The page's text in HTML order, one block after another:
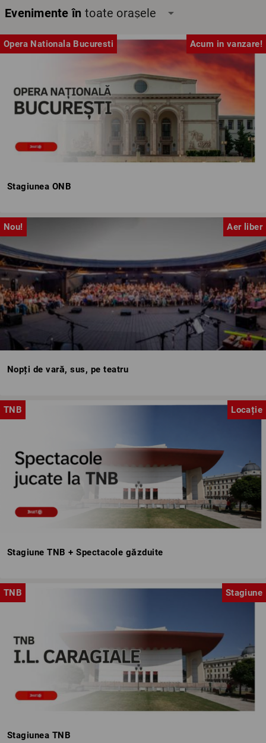
Evenimente în toate orașele arrow_drop_down
Opera Nationala Bucuresti Acum in vanzare!
Stagiunea ONB
Nou! Aer liber
Nopți de vară, sus, pe teatru
TNB Locație
Stagiune TNB + Spectacole găzduite
TNB Stagiune
Stagiunea TNB